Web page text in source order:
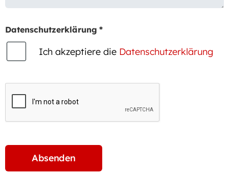
Datenschutzerklärung *
Ich akzeptiere die Datenschutzerklärung